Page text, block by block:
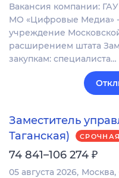
Вакансия компании:
МО «Цифровые Медиа» -
учреждение
расширением штата
закупкам: специалиста…
Заместитель
Таганская)
СРОЧНАЯ
74 841–106 274 ₽
05 августа 2026 Москва